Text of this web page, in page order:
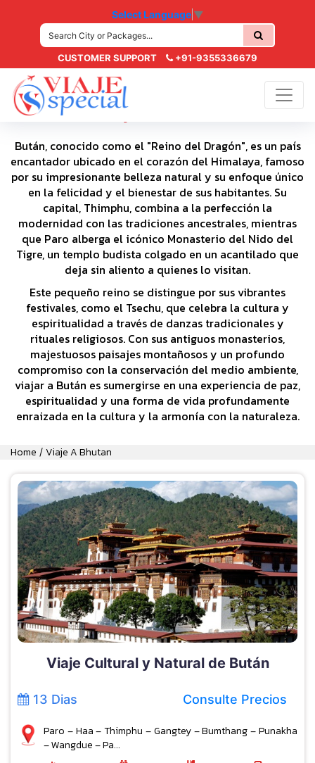
Select Language ▼
CUSTOMER SUPPORT +91-9355336679
Viaje a Bhutan
Bután, conocido como el "Reino del Dragón", es un país
encantador ubicado en el corazón del Himalaya, famoso
por su impresionante belleza natural y su enfoque único
en la felicidad y el bienestar de sus habitantes. Su
capital, Thimphu, combina a la perfección la
modernidad con las tradiciones ancestrales, mientras
que Paro alberga el icónico Monasterio del Nido del
Tigre, un templo budista colgado en un acantilado que
deja sin aliento a quienes lo visitan.
Este pequeño reino se distingue por sus vibrantes
festivales, como el Tsechu, que celebra la cultura y
espiritualidad a través de danzas tradicionales y
rituales religiosos. Con sus antiguos monasterios,
majestuosos paisajes montañosos y un profundo
compromiso con la conservación del medio ambiente,
viajar a Bután es sumergirse en una experiencia de paz,
espiritualidad y una forma de vida profundamente
enraizada en la cultura y la armonía con la naturaleza.
Home / Viaje A Bhutan
Viaje Cultural y Natural de Bután
13 Dias Consulte Precios
Paro – Haa – Thimphu – Gangtey – Bumthang – Punakha
– Wangdue – Pa...